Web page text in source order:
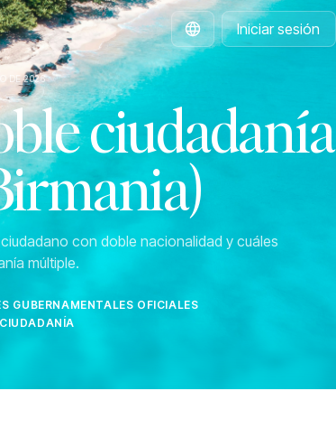
Spanish
Iniciar sesión
DE 2026
ciudadanía
con doble nacionalidad y cuáles
múltiple.
GUBERNAMENTALES OFICIALES